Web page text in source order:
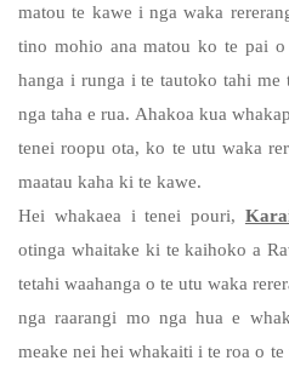
matou te kawe i nga waka
tino mohio ana matou ko te pai o
hanga i runga i te tautoko tahi me
nga taha e rua. Ahakoa kua
tenei roopu ota, ko te utu waka
maatau kaha ki te kawe.
Hei whakaea i tenei pouri,
otinga whaitake ki te kaihoko a
tetahi waahanga o te utu waka
nga raarangi mo nga hua e
meake nei hei whakaiti i te roa o